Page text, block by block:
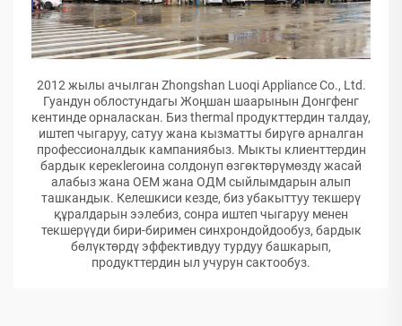
2012 жылы ачылган Zhongshan Luoqi Appliance Co., Ltd.
Гуандун облостундагы Жоңшан шаарынын Донгфенг
кентинде орналаскан. Биз thermal продукттердин талдау,
иштеп чыгаруу, сатуу жана кызматты бирүгө арналган
профессионалдык кампаниябыз. Мыкты клиенттердин
бардык керекleroина солдонуп өзгөктөрүмөздү жасай
алабыз жана ОЕМ жана ОДМ сыйлымдарын алып
ташкандык. Келешкиси кезде, биз убакыттуу текшерү
құралдарын ээлебиз, сонра иштеп чыгаруу менен
текшерүүди бири-биримен синхрондойдообуз, бардык
бөлүктөрдү эффективдуу турдуу башкарып,
продукттердин ыл учурун сактообуз.